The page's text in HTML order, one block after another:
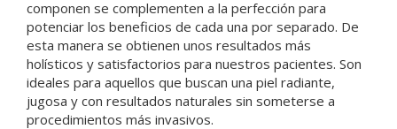
componen se complementen a la perfección para
potenciar los beneficios de cada una por separado. De
esta manera se obtienen unos resultados más
holísticos y satisfactorios para nuestros pacientes. Son
ideales para aquellos que buscan una piel radiante,
jugosa y con resultados naturales sin someterse a
procedimientos más invasivos.